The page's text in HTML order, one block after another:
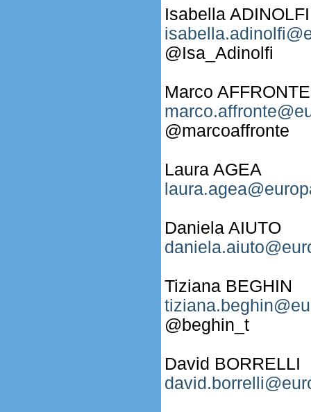
Isabella ADINOLFI
@Isa_Adinolfi
Marco AFFRONTE
@marcoaffronte
Laura AGEA
Daniela AIUTO
Tiziana BEGHIN
@beghin_t
David BORRELLI